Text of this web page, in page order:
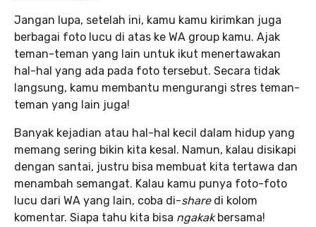
Jangan lupa, setelah ini, kamu kamu kirimkan juga
berbagai foto lucu di atas ke WA group kamu. Ajak
teman-teman yang lain untuk ikut menertawakan
hal-hal yang ada pada foto tersebut. Secara tidak
langsung, kamu membantu mengurangi stres teman-
teman yang lain juga!
Banyak kejadian atau hal-hal kecil dalam hidup yang
memang sering bikin kita kesal. Namun, kalau disikapi
dengan santai, justru bisa membuat kita tertawa dan
menambah semangat. Kalau kamu punya foto-foto
lucu dari WA yang lain, coba di-sharedi kolom
komentar. Siapa tahu kita bisa ngakakbersama!